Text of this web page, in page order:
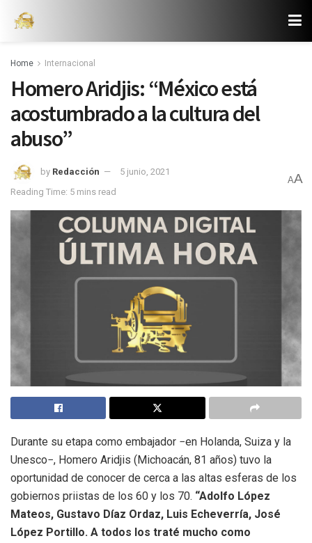
Home Internacional
Homero Aridjis: “México está
acostumbrado a la cultura del
abuso”
by Redacción
5 junio, 2021
Reading Time: 5 mins read
AA
Durante su etapa como embajador −en Holanda, Suiza y la
Unesco−, Homero Aridjis (Michoacán, 81 años) tuvo la
oportunidad de conocer de cerca a las altas esferas de los
gobiernos priistas de los 60 y los 70. “Adolfo López
Mateos, Gustavo Díaz Ordaz, Luis Echeverría, José
López Portillo. A todos los traté mucho como